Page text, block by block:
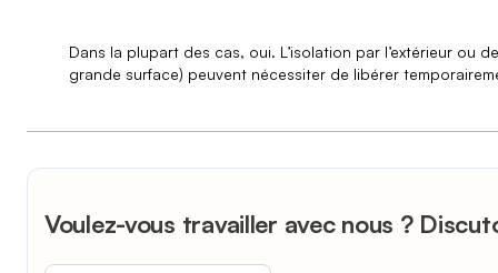
Dans la plupart des cas, oui. L’isolation par l’extérieur ou
grande surface) peuvent nécessiter de libérer
Voulez-vous travailler avec nous ?